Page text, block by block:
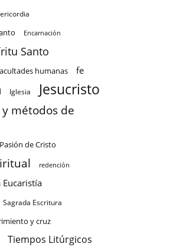
Encarnación
Santo
humanas fe
Iglesia Jesucristo
métodos de
Pasión de Cristo
redención
Sagrada Escritura
y cruz
Tiempos Litúrgicos